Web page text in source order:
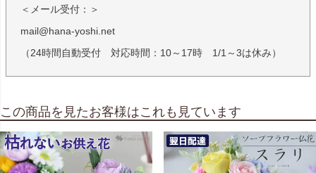
＜メール受付：＞
mail@hana-yoshi.net
（24時間自動受付 対応時間：10～17時 1/1～3は休み）
この商品を見たお客様はこれも見ています